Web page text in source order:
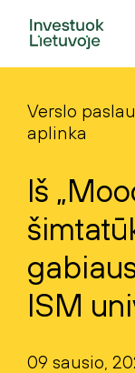
Verslo
aplinka
Iš
ISM
09 sausio,